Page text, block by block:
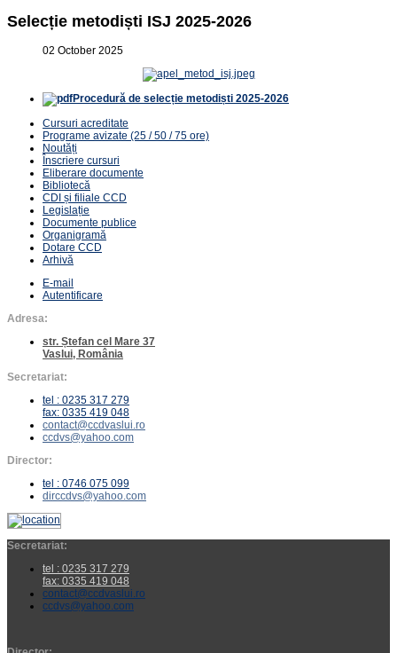
Selecție metodiști ISJ 2025-2026
02 October 2025
Procedură de selecție metodiști 2025-2026
Cursuri acreditate
Programe avizate (25 / 50 / 75 ore)
Noutăți
Înscriere cursuri
Eliberare documente
Bibliotecă
CDI și filiale CCD
Legislație
Documente publice
Organigramă
Dotare CCD
Arhivă
E-mail
Autentificare
Adresa:
str. Ștefan cel Mare 37
Vaslui, România
Secretariat:
tel : 0235 317 279
fax: 0335 419 048
contact@ccdvaslui.ro
ccdvs@yahoo.com
Director:
tel : 0746 075 099
dirccdvs@yahoo.com
Secretariat:
tel : 0235 317 279
fax: 0335 419 048
contact@ccdvaslui.ro
ccdvs@yahoo.com